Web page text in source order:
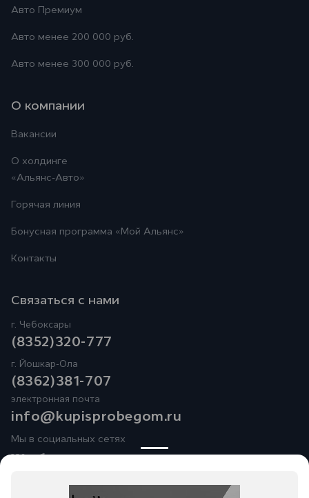
Авто Премиум
Авто менее 200 000 руб.
Авто менее 300 000 руб.
О компании
Вакансии
О холдинге
«Альянс-Авто»
Горячая линия
Бонусная программа «Мой Альянс»
Контакты
Связаться с нами
г. Чебоксары
(8352)320-777
г. Йошкар-Ола
(8362)381-707
электронная почта
info@kupisprobegom.ru
Мы в социальных сетях